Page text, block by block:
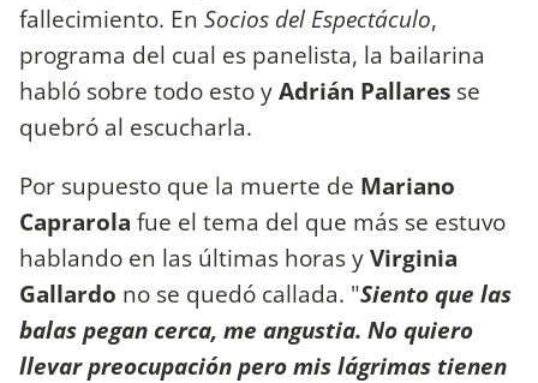
fallecimiento. En Socios del Espectáculo,
programa del cual es panelista, la bailarina
habló sobre todo esto yAdrián Pallares se
quebró al escucharla.
Por supuesto que la muerte de Mariano
Caprarola fue el tema del que más se estuvo
hablando en las últimas horas yVirginia
Gallardo no se quedó callada. "Siento que las
balas pegan cerca, me angustia. No quiero
llevar preocupación pero mis lágrimas tienen